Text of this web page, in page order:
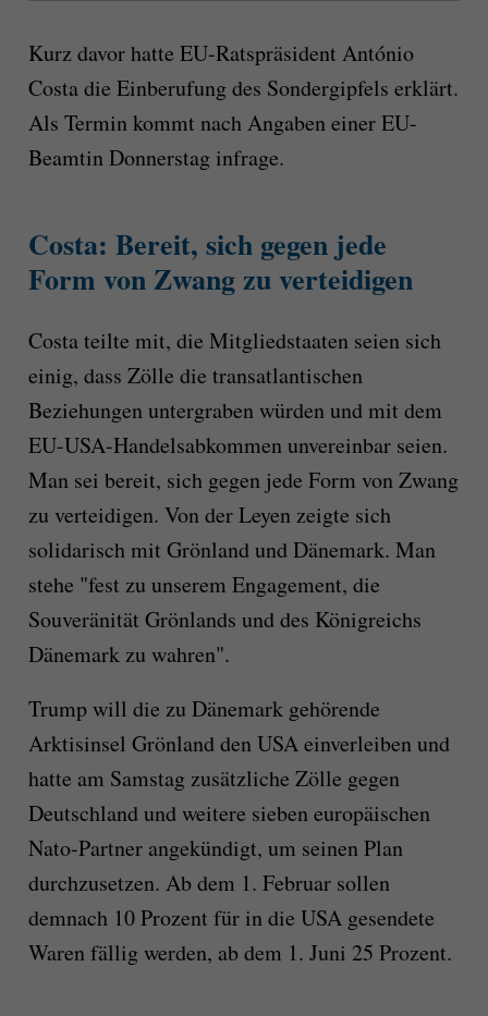
Kurz davor hatte EU-Ratspräsident António
Costa die Einberufung des Sondergipfels erklärt.
Als Termin kommt nach Angaben einer EU-
Beamtin Donnerstag infrage.
Costa: Bereit, sich gegen jede
Form von Zwang zu verteidigen
Costa teilte mit, die Mitgliedstaaten seien sich
einig, dass Zölle die transatlantischen
Beziehungen untergraben würden und mit dem
EU-USA-Handelsabkommen unvereinbar seien.
Man sei bereit, sich gegen jede Form von Zwang
zu verteidigen. Von der Leyen zeigte sich
solidarisch mit Grönland und Dänemark. Man
stehe "fest zu unserem Engagement, die
Souveränität Grönlands und des Königreichs
Dänemark zu wahren".
Trump will die zu Dänemark gehörende
Arktisinsel Grönland den USA einverleiben und
hatte am Samstag zusätzliche Zölle gegen
Deutschland und weitere sieben europäischen
Nato-Partner angekündigt, um seinen Plan
durchzusetzen. Ab dem 1. Februar sollen
demnach 10 Prozent für in die USA gesendete
Waren fällig werden, ab dem 1. Juni 25 Prozent.